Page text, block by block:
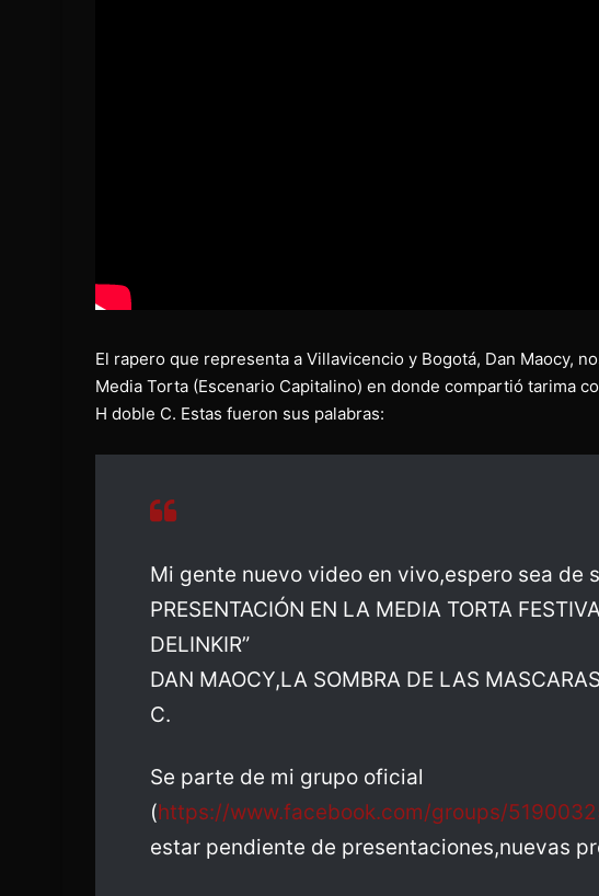
El rapero que representa a Villavicencio y Bogotá, Dan Maocy,
Media Torta (Escenario Capitalino) en donde compartió tarima
H doble C. Estas fueron sus palabras:
Mi gente nuevo video en vivo,espero sea de
PRESENTACIÓN EN LA MEDIA TORTA
DELINKIR”
DAN MAOCY,LA SOMBRA DE LAS
C.
Se parte de mi grupo oficial
(https://www.facebook.com/groups/
estar pendiente de presentaciones,nuevas